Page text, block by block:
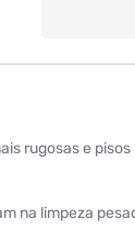
rugosas e
na limpeza